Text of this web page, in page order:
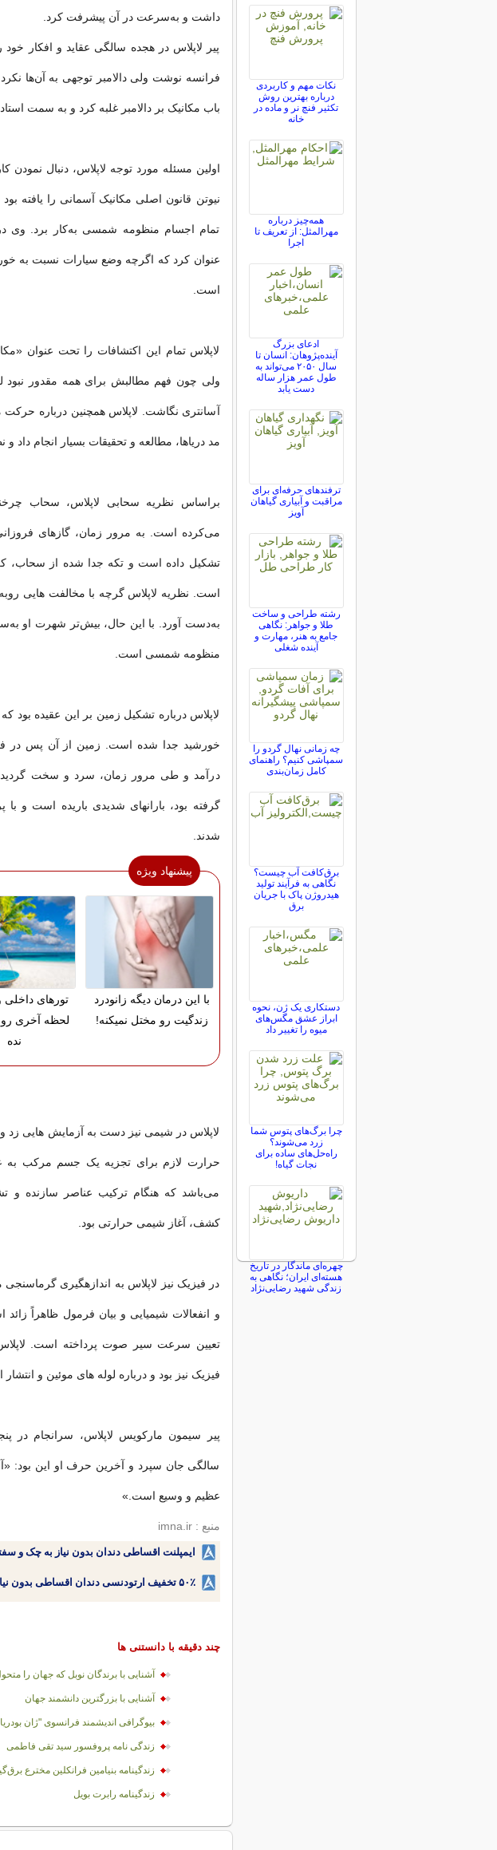
داشت و به‌سرعت در آن پیشرفت کرد.
پیر لاپلاس در هجده سالگی عقاید و افکار خود
فرانسه نوشت ولی دالامبر توجهی به آن‏‌ها
باب مکانیک بر دالامبر غلبه کرد و به سمت
اولین مسئله مورد توجه لاپلاس، دنبال نمودن
نیوتن قانون اصلی مکانیک آسمانی را یافته
تمام اجسام منظومه شمسی به‌کار برد. وی در
عنوان کرد که اگرچه وضع سیارات نسبت به
است.
لاپلاس تمام این اکتشافات را تحت عنوان
ولی چون فهم مطالبش برای همه مقدور نبود
آسان‏تری نگاشت. لاپلاس هم‏چنین درباره حرکت
مد دریا‌ها، مطالعه و تحقیقات بسیار انجام داد و
براساس نظریه سحابی لاپلاس، سحاب
می‌‏کرده است. به مرور زمان، گازهای
تشکیل داده است و تکه جدا شده از سحاب،
است. نظریه لاپلاس گرچه با مخالفت‏ هایى
به‌دست آورد. با این حال، بیش‌تر شهرت او
منظومه شمسی است.
لاپلاس درباره تشکیل زمین بر این عقیده بود
خورشید جدا شده است. زمین از آن پس در
درآمد و طی مرور زمان، سرد و سخت
گرفته بود، باران‏های شدیدی باریده است و با
شدند.
پیشنهاد ویژه
با این درمان دیگه زانودرد
زندگیت رو مختل نمیکنه!
تورهای
لحظه آخری
نده
لاپلاس در شیمی نیز دست به آزمایش ‏هایى زد و
حرارت لازم برای تجزیه یک جسم مرکب به
می‌‏باشد که هنگام ترکیب عناصر سازنده
کشف، آغاز شیمی حرارتی بود.
در فیزیک نیز لاپلاس به اندازه‏گیری
و انفعالات شیمیایى و بیان فرمول ظاهراً
تعیین سرعت سیر صوت پرداخته است. لاپلاس
فیزیک نیز بود و درباره لوله‏ های موئین و
سالگی جان سپرد و آخرین حرف او این بود:
عظیم و وسیع است.»
منبع : imna.ir
ایمپلنت اقساطی دندان بدون نیاز به چک و
۵۰٪ تخفیف ارتودنسی دندان اقساطی بدون نیاز به چک یا سفته!
چند دقیقه با دانستنی ها
آشنایی با برندگان نوبل که جهان را
آشنایی با بزرگترین دانشمند جهان
بیوگرافی اندیشمند فرانسوی "ژان
زندگی نامه پروفسور سید تقی فاطمی
زندگینامه بنیامین فرانکلین مخترع
زندگینامه رابرت بویل
نکات مهم و کاربردی
درباره بهترین روش
تکثیر فنچ نر و ماده در
خانه
همه‌چیز درباره
مهرالمثل: از تعریف تا
اجرا
ادعای بزرگ
آینده‌پژوهان: انسان تا
سال ۲۰۵۰ می‌تواند به
طول عمر هزار ساله
دست یابد
ترفندهای حرفه‌ای برای
مراقبت و آبیاری گیاهان
آویز
رشته طراحی و ساخت
طلا و جواهر: نگاهی
جامع به هنر، مهارت و
آینده شغلی
چه زمانی نهال گردو را
سمپاشی کنیم؟ راهنمای
کامل زمان‌بندی
برق‌کافت آب چیست؟
نگاهی به فرآیند تولید
هیدروژن پاک با جریان
برق
دستکاری یک ژن، نحوه
ابراز عشق مگس‌های
میوه را تغییر داد
چرا برگ‌های پتوس شما
زرد می‌شوند؟
راه‌حل‌های ساده برای
نجات گیاه!
چهره‌ای ماندگار در تاریخ
هسته‌ای ایران؛ نگاهی به
زندگی شهید رضایی‌نژاد